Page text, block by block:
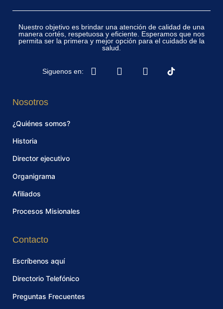
Nuestro objetivo es brindar una atención de calidad de una
manera cortés, respetuosa y eficiente. Esperamos que nos
permita ser la primera y mejor opción para el cuidado de la
salud.
Siguenos en:
Nosotros
¿Quiénes somos?
Historia
Director ejecutivo
Organigrama
Afiliados
Procesos Misionales
Contacto
Escríbenos aquí
Directorio Telefónico
Preguntas Frecuentes